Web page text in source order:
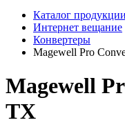
Каталог продукции
Интернет вещание
Конвертеры
Magewell Pro
Magewell
TX